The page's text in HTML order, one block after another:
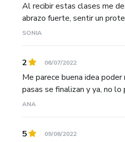
Al recibir estas clases me
abrazo fuerte, sentir un
SONIA
2 06/07/2022
Me parece buena idea
pasas se finalizan y ya, no
ANA
5 09/06/2022